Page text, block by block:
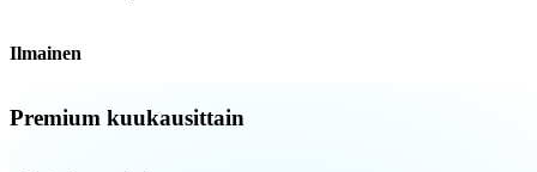
Ilmainen
Premium kuukausittain